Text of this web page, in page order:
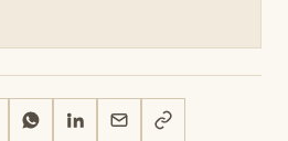
WHATSAPPLINKEDIN
MAIL
LINK
KOPIEREN